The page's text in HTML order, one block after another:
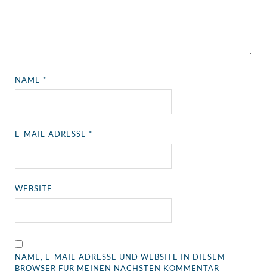
NAME*
E-MAIL-ADRESSE*
WEBSITE
NAME, E-MAIL-ADRESSE UND WEBSITE IN DIESEM
BROWSER FÜR MEINEN NÄCHSTEN KOMMENTAR